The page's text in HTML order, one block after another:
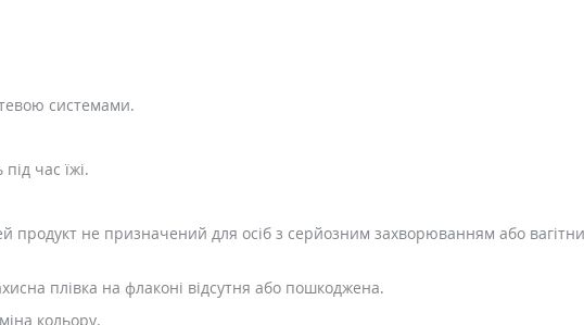
системами.
час їжі.
продукт не призначений для осіб з серйозним захворюванням або
плівка на флаконі відсутня або пошкоджена.
кольору.